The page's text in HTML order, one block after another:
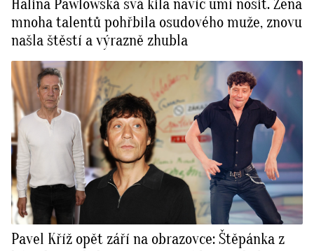
Halina Pawlowská svá kila navíc umí nosit. Žena
mnoha talentů pohřbila osudového muže, znovu
našla štěstí a výrazně zhubla
Pavel Kříž opět září na obrazovce: Štěpánka z